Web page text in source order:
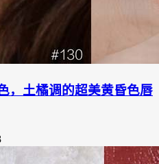
，土橘调的超美黄昏色唇